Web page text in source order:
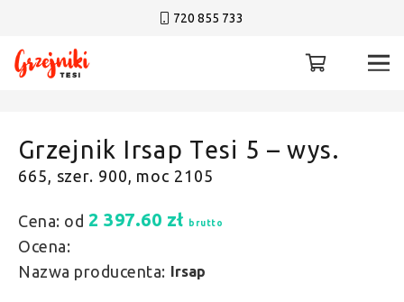
720 855 733
Grzejnik Irsap Tesi 5 – wys.
665, szer. 900, moc 2105
Cena: od 2 397.60 zł brutto
Ocena:
Nazwa producenta: Irsap